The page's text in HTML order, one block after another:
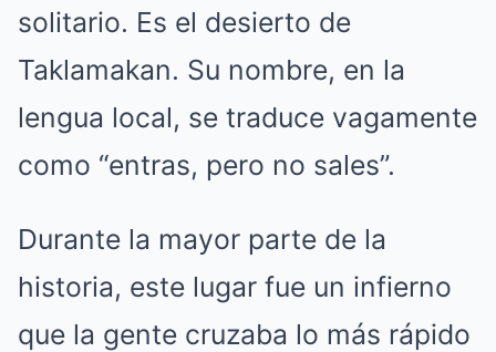
solitario. Es el desierto de
Taklamakan. Su nombre, en la
lengua local, se traduce vagamente
como “entras, pero no sales”.
Durante la mayor parte de la
historia, este lugar fue un infierno
que la gente cruzaba lo más rápido